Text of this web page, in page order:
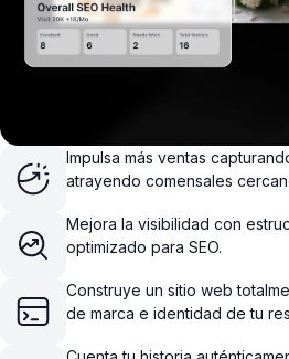
Impulsa más ventas
atrayendo comensales
Mejora la visibilidad con
optimizado para SEO.
Construye un sitio web
de marca e identidad de tu